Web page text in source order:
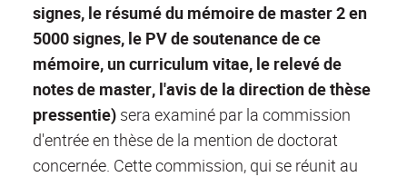
signes, le résumé du mémoire de master 2 en
5000 signes, le PV de soutenance de ce
mémoire, un curriculum vitae, le relevé de
notes de master, l'avis de la direction de thèse
pressentie) sera examiné par la commission
d'entrée en thèse de la mention de doctorat
concernée. Cette commission, qui se réunit au